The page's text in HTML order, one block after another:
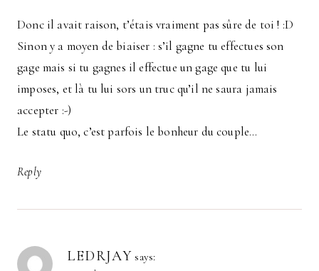
Donc il avait raison, t’étais vraiment pas sûre de toi ! :D
Sinon y a moyen de biaiser : s’il gagne tu effectues son
gage mais si tu gagnes il effectue un gage que tu lui
imposes, et là tu lui sors un truc qu’il ne saura jamais
accepter :-)
Le statu quo, c’est parfois le bonheur du couple…
Reply
LEDRJAY says: